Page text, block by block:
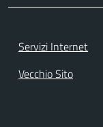
Servizi Internet
Vecchio Sito